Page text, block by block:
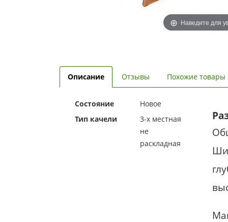
Наведите для
Описание Отзывы Похожие товары
Состояние
Новое
Тип качели
3-х местная
не
раскладная